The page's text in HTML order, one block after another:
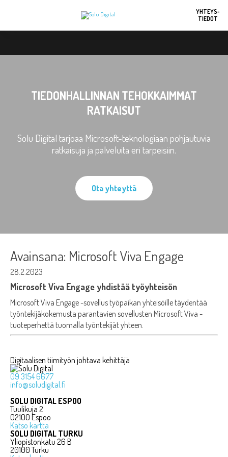
YHTEYS-
TIEDOT
TIEDONHALLINNAN TEHOKKAIMMAT
RATKAISUT
Solu Digital tarjoaa Microsoft-teknologiaan pohjautuvia
ratkaisuja ja palveluita eri tarpeisiin.
Ota yhteyttä
Avainsana: Microsoft Viva Engage
28.2.2023
Microsoft Viva Engage yhdistää työyhteisön
Microsoft Viva Engage -sovellus työpaikan yhteisöille täydentää
työntekijäkokemusta parantavien sovellusten Microsoft Viva -
tuoteperhettä tuomalla työntekijät yhteen.
Digitaalisen tiimityön johtava kehittäjä
09 3154 6677
info@soludigital.fi
SOLU DIGITAL ESPOO
Tuulikuja 2
02100 Espoo
Katso kartta
SOLU DIGITAL TURKU
Yliopistonkatu 26 B
20100 Turku